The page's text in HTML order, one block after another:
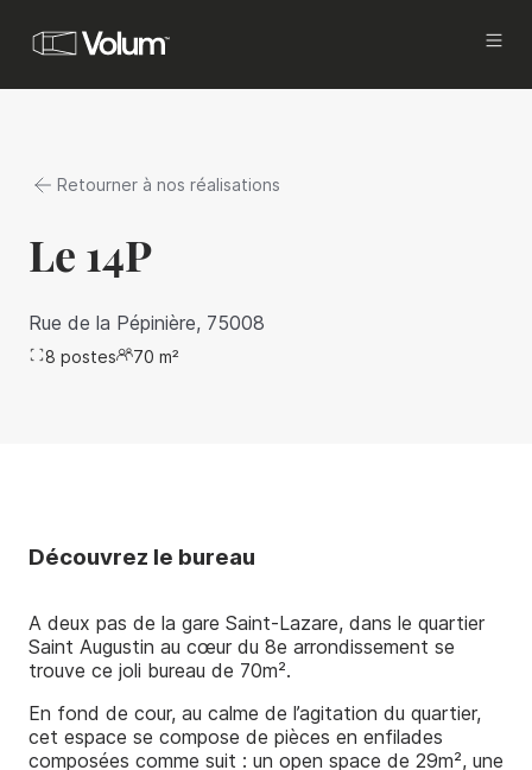
vous cherchez à commercialiser
et mettre en gestion vos actifs, tout en
Locataires
Nos outils
Retourner à nos réalisations
Le 14P
Rue de la Pépinière, 75008
8 postes 70 m²
Découvrez le bureau
A deux pas de la gare Saint-Lazare, dans le quartier
Saint Augustin au cœur du 8e arrondissement se
trouve ce joli bureau de 70m².
En fond de cour, au calme de l’agitation du quartier,
cet espace se compose de pièces en enfilades
composées comme suit : un open space de 29m², une